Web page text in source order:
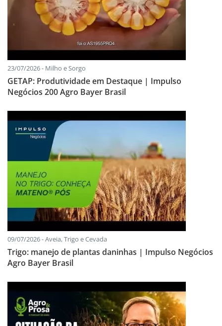
23/07/2026 - Milho e Sorgo
GETAP: Produtividade em Destaque | Impulso
Negócios 200 Agro Bayer Brasil
09/07/2026 - Aveia, Trigo e Cevada
Trigo: manejo de plantas daninhas | Impulso Negócios
Agro Bayer Brasil